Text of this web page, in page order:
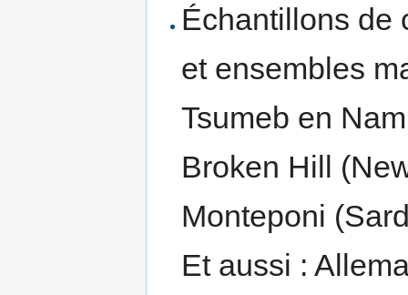
Échantillons de
et ensembles
Tsumeb en
Broken Hill
Monteponi
Et aussi :